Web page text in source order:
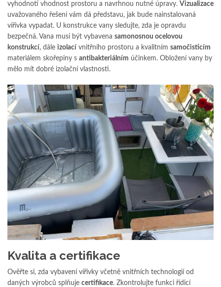
vyhodnotí vhodnost prostoru a navrhnou nutné úpravy. Vizualizace
uvažovaného řešení vám dá představu, jak bude nainstalovaná
vířivka vypadat. U konstrukce vany sledujte, zda je opravdu
bezpečná. Vana musí být vybavena samonosnou ocelovou
konstrukcí, dále izolací vnitřního prostoru a kvalitním samočisticím
materiálem skořepiny s antibakteriálním účinkem. Obložení vany by
mělo mít dobré izolační vlastnosti.
Kvalita a certifikace
Ověřte si, zda vybavení vířivky včetně vnitřních technologií od
daných výrobců splňuje certifikace. Zkontrolujte funkci řídicí